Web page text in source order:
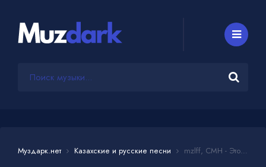
Муздарк.нет Казахские и русские песни mzlff, CMH - Это даже не слова может нас и не собрать